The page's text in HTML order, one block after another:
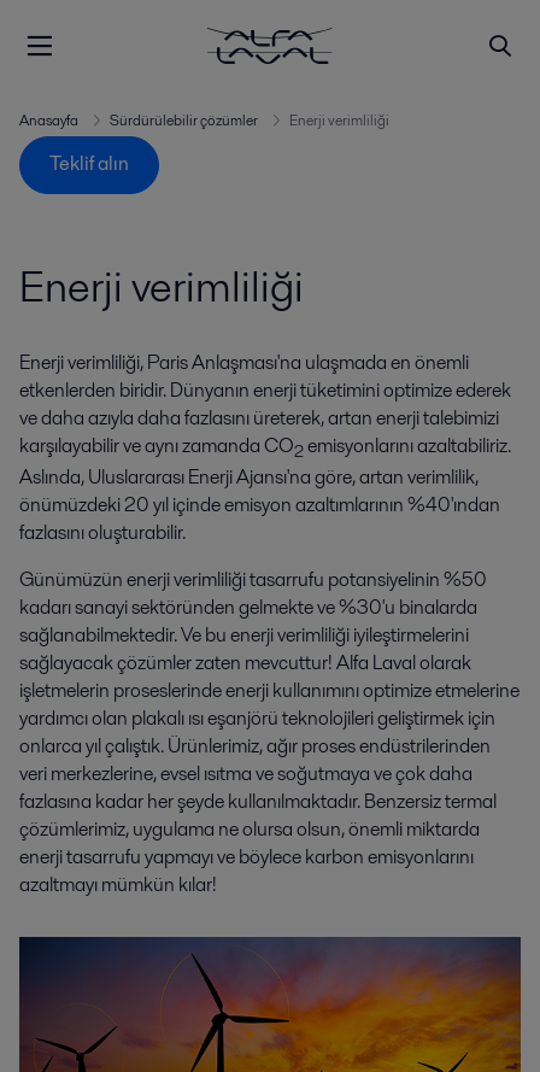
Anasayfa Sürdürülebilir çözümler Enerji verimliliği
Teklif alın
Enerji verimliliği
Enerji verimliliği, Paris Anlaşması'na ulaşmada en önemli
etkenlerden biridir. Dünyanın enerji tüketimini optimize ederek
ve daha azıyla daha fazlasını üreterek, artan enerji talebimizi
karşılayabilir ve aynı zamanda CO2emisyonlarını azaltabiliriz.
Aslında, Uluslararası Enerji Ajansı'na göre, artan verimlilik,
önümüzdeki 20 yıl içinde emisyon azaltımlarının %40'ından
fazlasını oluşturabilir.
Günümüzün enerji verimliliği tasarrufu potansiyelinin %50
kadarı sanayi sektöründen gelmekte ve %30'u binalarda
sağlanabilmektedir. Ve bu enerji verimliliği iyileştirmelerini
sağlayacak çözümler zaten mevcuttur! Alfa Laval olarak
işletmelerin proseslerinde enerji kullanımını optimize etmelerine
yardımcı olan plakalı ısı eşanjörü teknolojileri geliştirmek için
onlarca yıl çalıştık. Ürünlerimiz, ağır proses endüstrilerinden
veri merkezlerine, evsel ısıtma ve soğutmaya ve çok daha
fazlasına kadar her şeyde kullanılmaktadır. Benzersiz termal
çözümlerimiz, uygulama ne olursa olsun, önemli miktarda
enerji tasarrufu yapmayı ve böylece karbon emisyonlarını
azaltmayı mümkün kılar!